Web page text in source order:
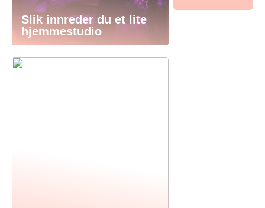
Slik innreder du et lite
hjemmestudio